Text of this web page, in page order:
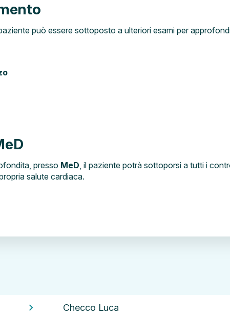
può essere sottoposto a ulteriori esami per
presso MeD, il paziente potrà sottoporsi a tutti i
salute cardiaca.
chevron_right Checco Luca